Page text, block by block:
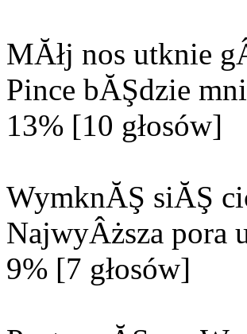
MĂłj nos utknie
Pince bĂŞdzie
13% [10 głosów]
WymknĂŞ siĂŞ
NajwyÂższa pora
9% [7 głosów]